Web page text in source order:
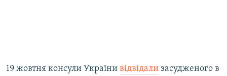
19 жовтня консули України відвідали засудженого в